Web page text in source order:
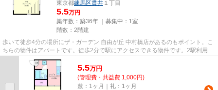
東京都練馬区貫井 １丁目
5.5万円
築年数：築36年 ｜募集中： 1室
階数：2階建
歩いて徒歩4分の場所にザ・ガーデン 自由が丘 中村橋店があるのもポイント。こ
ちらの物件はアパートです。徒歩2分で駅にアクセスできる物件です。2駅利用で
きる場所にあり、行き先に応...
5.5万円
(管理費・共益費 1,000円)
敷：1ヶ月｜礼：1ヶ月